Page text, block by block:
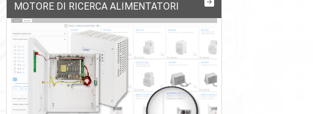
MOTORE DI RICERCA ALIMENTATORI